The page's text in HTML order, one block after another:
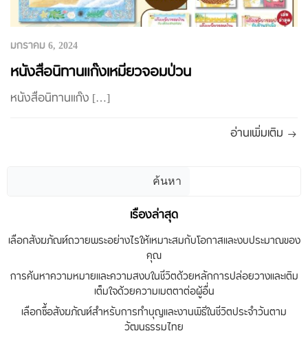
มกราคม 6, 2024
หนังสือนิทานแก๊งเหมียวจอมป่วน
หนังสือนิทานแก๊ง […]
อ่านเพิ่มเติม
ค้นหา
ค้นหา
เรื่องล่าสุด
เลือกสังฆภัณฑ์ถวายพระอย่างไรให้เหมาะสมกับโอกาสและงบประมาณของ
คุณ
การค้นหาความหมายและความสงบในชีวิตด้วยหลักการปล่อยวางและเติม
เต็มใจด้วยความเมตตาต่อผู้อื่น
เลือกซื้อสังฆภัณฑ์สำหรับการทำบุญและงานพิธีในชีวิตประจำวันตาม
วัฒนธรรมไทย